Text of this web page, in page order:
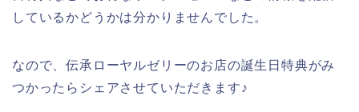
しているかどうかは分かりませんでした。
なので、伝承ローヤルゼリーのお店の誕生日特典がみ
つかったらシェアさせていただきます♪